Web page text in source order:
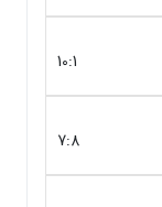
10:1
7:8